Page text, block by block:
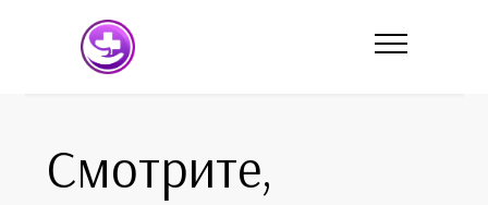
Смотрите,